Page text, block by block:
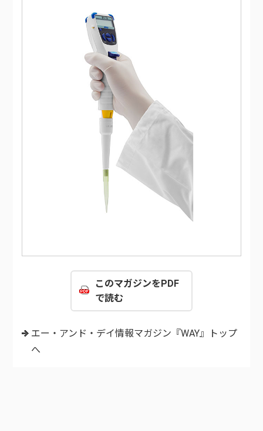
このマガジンをPDF
で読む
エー・アンド・デイ情報マガジン『WAY』トップ
へ